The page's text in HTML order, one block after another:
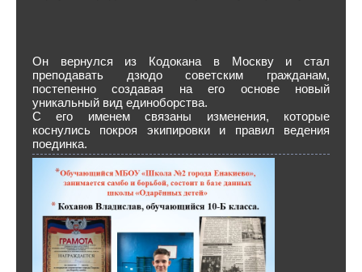
Он вернулся из Кодокана в Москву и стал
преподавать дзюдо советским гражданам,
постепенно создавая на его основе новый
уникальный вид единоборства.
С его именем связаны изменения, которые
коснулись покроя экипировки и правил ведения
поединка.